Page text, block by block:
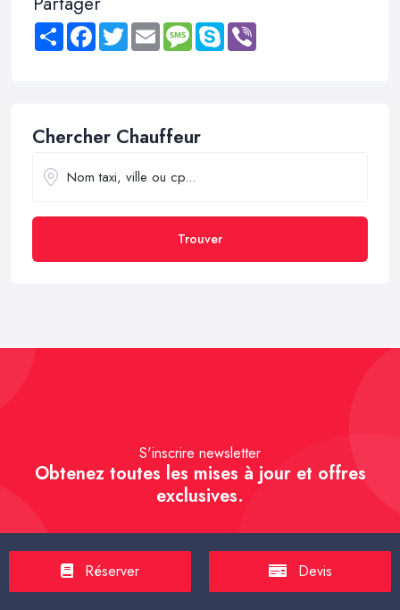
Share FacebookTwitter Email MessageSkype
Chercher Chauffeur
Trouver
S'inscrire newsletter
Obtenez toutes les mises à jour et offres
exclusives.
S'inscrire
Réserver Devis